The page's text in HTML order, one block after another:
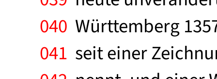
040 Württemberg
041 seit einer